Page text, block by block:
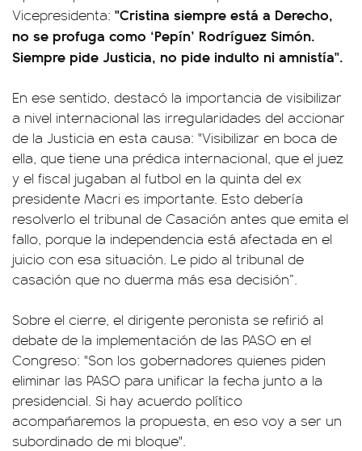
Vicepresidenta: "Cristina siempre está a Derecho,
no se profuga como ‘Pepín’ Rodríguez Simón.
Siempre pide Justicia, no pide indulto ni amnistía".
En ese sentido, destacó la importancia de visibilizar
a nivel internacional las irregularidades del accionar
de la Justicia en esta causa: "Visibilizar en boca de
ella, que tiene una prédica internacional, que el juez
y el fiscal jugaban al futbol en la quinta del ex
presidente Macri es importante. Esto debería
resolverlo el tribunal de Casación antes que emita el
fallo, porque la independencia está afectada en el
juicio con esa situación. Le pido al tribunal de
casación que no duerma más esa decisión”.
Sobre el cierre, el dirigente peronista se refirió al
debate de la implementación de las PASO en el
Congreso: "Son los gobernadores quienes piden
eliminar las PASO para unificar la fecha junto a la
presidencial. Si hay acuerdo político
acompañaremos la propuesta, en eso voy a ser un
subordinado de mi bloque".